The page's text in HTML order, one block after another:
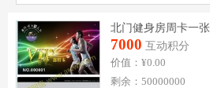
北门健身房周卡一张
7000 互动积分
价值：¥0.00
剩余：50000000